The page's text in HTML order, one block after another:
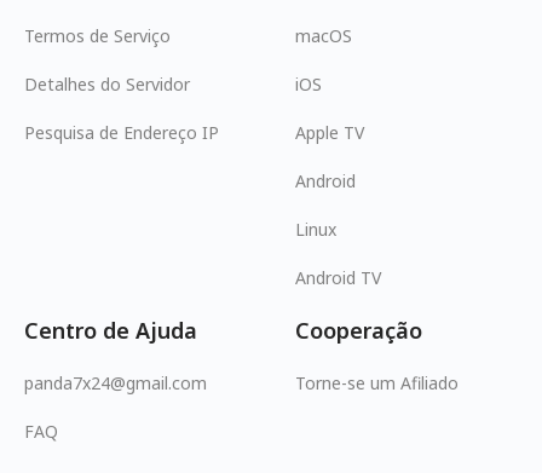
Termos de Serviço
Detalhes do Servidor
Pesquisa de Endereço IP
macOS
iOS
Apple TV
Android
Linux
Android TV
Centro de Ajuda
panda7x24@gmail.com
FAQ
Cooperação
Torne-se um Afiliado